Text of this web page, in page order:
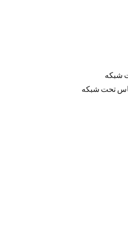
شبکه
تحت شبکه